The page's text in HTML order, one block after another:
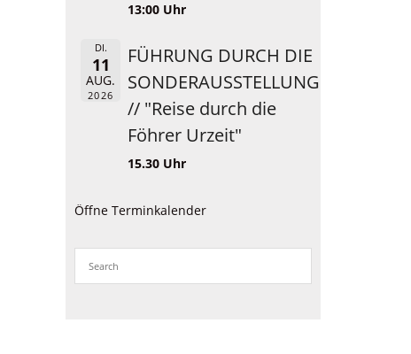
13:00 Uhr
DI.
11
AUG.
2026
FÜHRUNG DURCH DIE
SONDERAUSSTELLUNG
// "Reise durch die
Föhrer Urzeit"
15.30 Uhr
Öffne Terminkalender